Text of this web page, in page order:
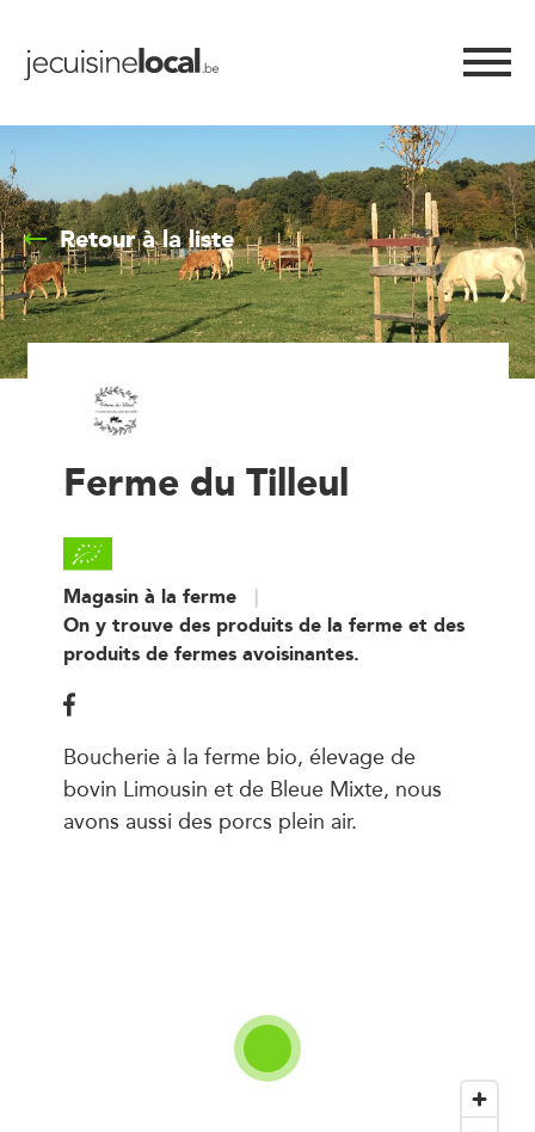
Retour à la liste
Ferme du Tilleul
Magasin à la ferme
On y trouve des produits de la ferme et des
produits de fermes avoisinantes.
Boucherie à la ferme bio, élevage de
bovin Limousin et de Bleue Mixte, nous
avons aussi des porcs plein air.